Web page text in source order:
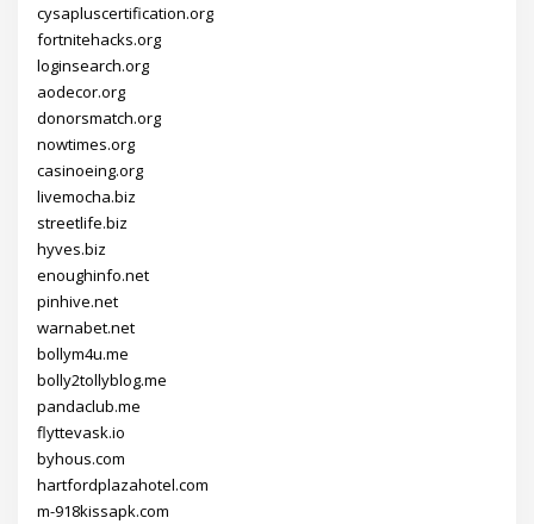
cysapluscertification.org
fortnitehacks.org
loginsearch.org
aodecor.org
donorsmatch.org
nowtimes.org
casinoeing.org
livemocha.biz
streetlife.biz
hyves.biz
enoughinfo.net
pinhive.net
warnabet.net
bollym4u.me
bolly2tollyblog.me
pandaclub.me
flyttevask.io
byhous.com
hartfordplazahotel.com
m-918kissapk.com